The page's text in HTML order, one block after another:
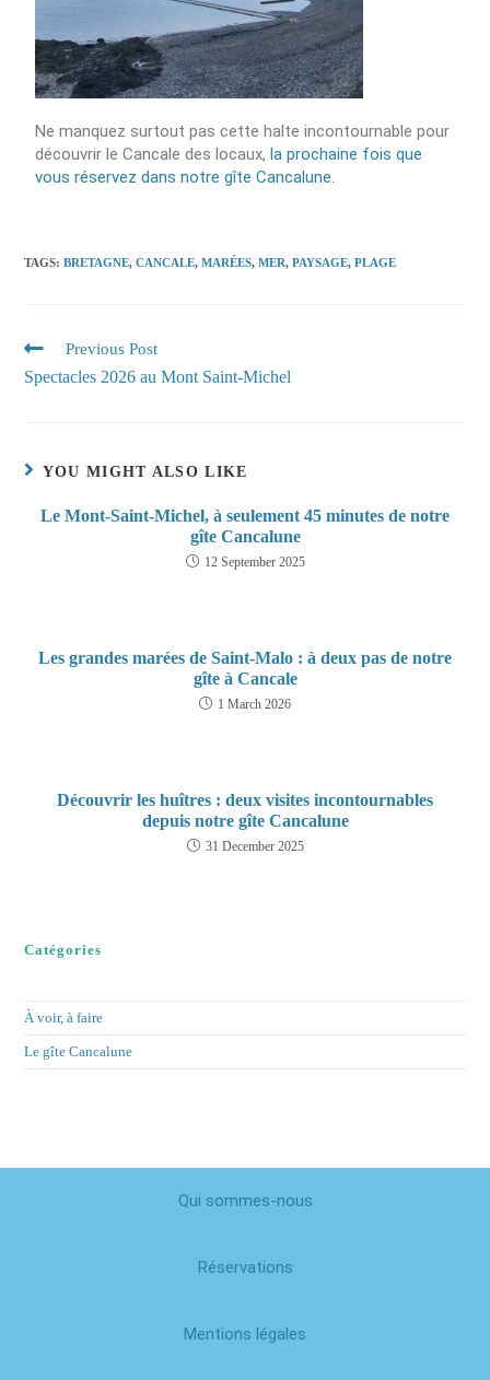
Ne manquez surtout pas cette halte incontournable pour
découvrir le Cancale des locaux,la prochaine fois que
vous réservez dans notre gîte Cancalune.
TAGS:BRETAGNE, CANCALE, MARÉES, MER, PAYSAGE, PLAGE
Previous Post
Spectacles 2026 au Mont Saint-Michel
YOU MIGHT ALSO LIKE
Le Mont-Saint-Michel, à seulement 45 minutes de notre
gîte Cancalune
12 September 2025
Les grandes marées de Saint-Malo : à deux pas de notre
gîte à Cancale
1 March 2026
Découvrir les huîtres : deux visites incontournables
depuis notre gîte Cancalune
31 December 2025
Catégories
À voir, à faire
Le gîte Cancalune
Qui sommes-nous
Réservations
Mentions légales